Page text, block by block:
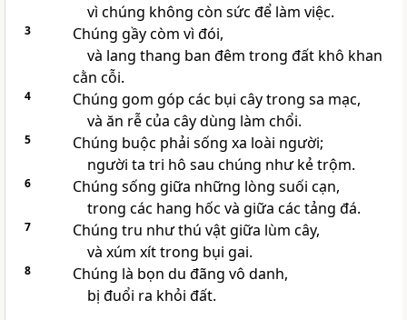
vì chúng không còn sức để làm việc.
3
Chúng gầy còm vì đói,
và lang thang ban đêm trong đất khô khan
cằn cỗi.
4
Chúng gom góp các bụi cây trong sa mạc,
và ăn rễ của cây dùng làm chổi.
5
Chúng buộc phải sống xa loài người;
người ta tri hô sau chúng như kẻ trộm.
6
Chúng sống giữa những lòng suối cạn,
trong các hang hốc và giữa các tảng đá.
7
Chúng tru như thú vật giữa lùm cây,
và xúm xít trong bụi gai.
8
Chúng là bọn du đãng vô danh,
bị đuổi ra khỏi đất.